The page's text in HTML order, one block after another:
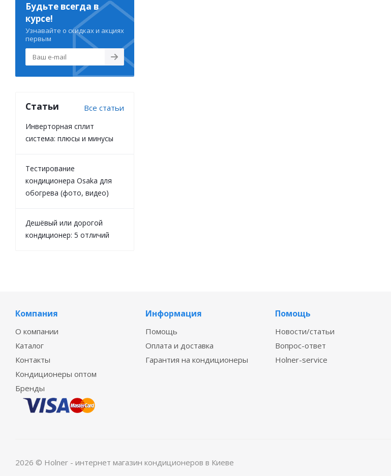
Будьте всегда в
курсе!
Узнавайте о скидках и акциях
первым
Статьи Все статьи
Инверторная сплит
система: плюсы и минусы
Тестирование
кондиционера Osaka для
обогрева (фото, видео)
Дешёвый или дорогой
кондиционер: 5 отличий
Компания
О компании
Каталог
Контакты
Кондиционеры оптом
Бренды
Информация
Помощь
Оплата и доставка
Гарантия на кондиционеры
Помощь
Новости/статьи
Вопрос-ответ
Holner-service
2026 © Holner - интернет магазин кондиционеров в Киеве